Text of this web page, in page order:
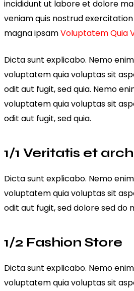
incididunt ut labore et dolore
veniam quis nostrud
magna ipsamVoluptatem Quia
Dicta sunt explicabo. Nemo
voluptatem quia voluptas sit
odit aut fugit, sed quia. Nemo
voluptatem quia voluptas sit
odit aut fugit, sed quia.
1/1 Veritatis et
Dicta sunt explicabo. Nemo
voluptatem quia voluptas sit
odit aut fugit, sed dolore sed do
1/2 Fashion Store
Dicta sunt explicabo. Nemo
voluptatem quia voluptas sit